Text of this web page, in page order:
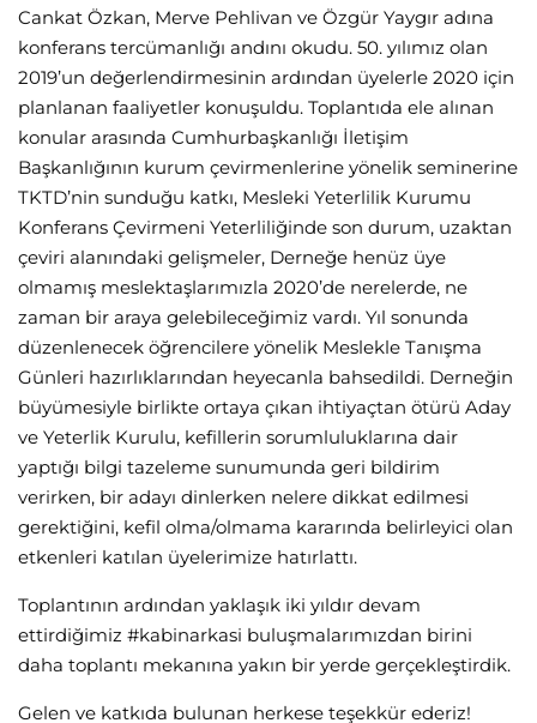
Cankat Özkan, Merve Pehlivan ve Özgür Yaygır adına
konferans tercümanlığı andını okudu. 50. yılımız olan
2019’un değerlendirmesinin ardından üyelerle 2020 için
planlanan faaliyetler konuşuldu. Toplantıda ele alınan
konular arasında Cumhurbaşkanlığı İletişim
Başkanlığının kurum çevirmenlerine yönelik seminerine
TKTD’nin sunduğu katkı, Mesleki Yeterlilik Kurumu
Konferans Çevirmeni Yeterliliğinde son durum, uzaktan
çeviri alanındaki gelişmeler, Derneğe henüz üye
olmamış meslektaşlarımızla 2020’de nerelerde, ne
zaman bir araya gelebileceğimiz vardı. Yıl sonunda
düzenlenecek öğrencilere yönelik Meslekle Tanışma
Günleri hazırlıklarından heyecanla bahsedildi. Derneğin
büyümesiyle birlikte ortaya çıkan ihtiyaçtan ötürü Aday
ve Yeterlik Kurulu, kefillerin sorumluluklarına dair
yaptığı bilgi tazeleme sunumunda geri bildirim
verirken, bir adayı dinlerken nelere dikkat edilmesi
gerektiğini, kefil olma/olmama kararında belirleyici olan
etkenleri katılan üyelerimize hatırlattı.
Toplantının ardından yaklaşık iki yıldır devam
ettirdiğimiz #kabinarkasi buluşmalarımızdan birini
daha toplantı mekanına yakın bir yerde gerçekleştirdik.
Gelen ve katkıda bulunan herkese teşekkür ederiz!